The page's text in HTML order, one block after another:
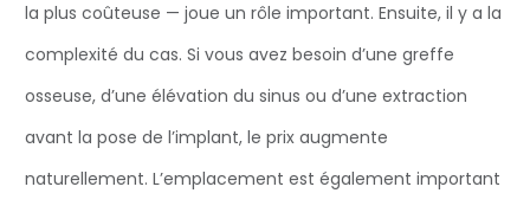
la plus coûteuse — joue un rôle important. Ensuite, il y a la
complexité du cas. Si vous avez besoin d’une greffe
osseuse, d’une élévation du sinus ou d’une extraction
avant la pose de l’implant, le prix augmente
naturellement. L’emplacement est également important